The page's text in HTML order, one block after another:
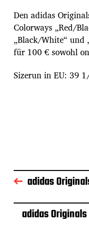
Den adidas
Colorways „Red/
„Black/White“ und
für 100 € sowohl
Sizerun in EU: 39
adidas
adidas